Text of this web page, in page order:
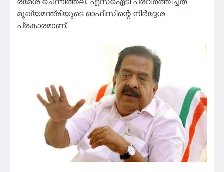
മുഖ്യമന്ത്രിയുടെ ഓഫീസിന്റെ നിർദ്ദേശ
പ്രകാരമാണ്.